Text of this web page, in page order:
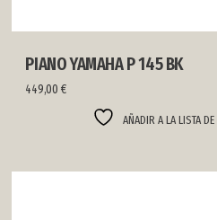
PIANO YAMAHA P 145 BK
449,00 €
AÑADIR A LA LISTA